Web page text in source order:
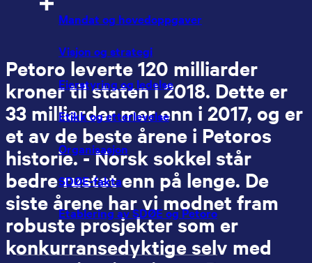
Mandat og hovedoppgaver
Visjon og strategi
Eierstyring og ledelse
Etikk og etterlevelse
Organisasjon
SDØE-fakta
Etablering av SDØE og Petoro
Petoro leverte 120 milliarder
kroner til staten i 2018. Dette er
33 milliarder mer enn i 2017, og er
et av de beste årene i Petoros
historie. - Norsk sokkel står
bedre rustet enn på lenge. De
siste årene har vi modnet fram
robuste prosjekter som er
konkurransedyktige selv med